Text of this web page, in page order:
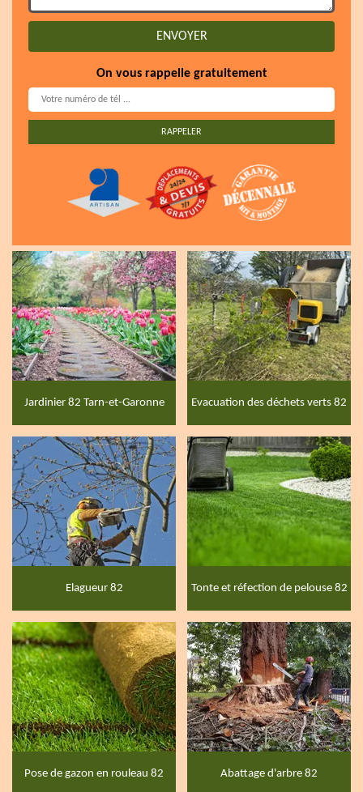
On vous rappelle gratuitement
Jardinier 82 Tarn-et-Garonne Evacuation des déchets verts 82
Elagueur 82 Tonte et réfection de pelouse 82
Pose de gazon en rouleau 82 Abattage d'arbre 82